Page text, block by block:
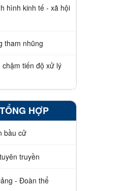
hình kinh tế - xã hội
tham nhũng
chậm tiến độ xử lý
HỢP
bầu cử
truyền
- Đoàn thể